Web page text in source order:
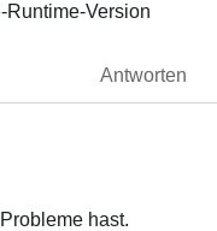
Runtime-Version
Antworten
hast.